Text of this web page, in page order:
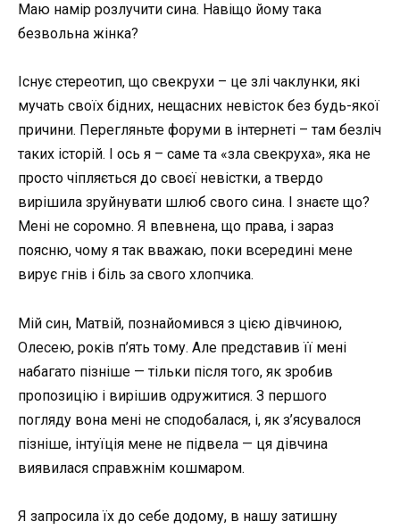
Маю намір розлучити сина. Навіщо йому така
безвольна жінка?
Існує стереотип, що свекрухи – це злі чаклунки, які
мучать своїх бідних, нещасних невісток без будь-якої
причини. Перегляньте форуми в інтернеті – там безліч
таких історій. І ось я – саме та «зла свекруха», яка не
просто чіпляється до своєї невістки, а твердо
вирішила зруйнувати шлюб свого сина. І знаєте що?
Мені не соромно. Я впевнена, що права, і зараз
поясню, чому я так вважаю, поки всередині мене
вирує гнів і біль за свого хлопчика.
Мій син, Матвій, познайомився з цією дівчиною,
Олесею, років п’ять тому. Але представив її мені
набагато пізніше — тільки після того, як зробив
пропозицію і вирішив одружитися. З першого
погляду вона мені не сподобалася, і, як з’ясувалося
пізніше, інтуїція мене не підвела — ця дівчина
виявилася справжнім кошмаром.
Я запросила їх до себе додому, в нашу затишну